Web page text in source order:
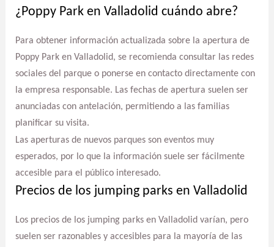
¿Poppy Park en Valladolid cuándo abre?
Para obtener información actualizada sobre la apertura de
Poppy Park en Valladolid, se recomienda consultar las redes
sociales del parque o ponerse en contacto directamente con
la empresa responsable. Las fechas de apertura suelen ser
anunciadas con antelación, permitiendo a las familias
planificar su visita.
Las aperturas de nuevos parques son eventos muy
esperados, por lo que la información suele ser fácilmente
accesible para el público interesado.
Precios de los jumping parks en Valladolid
Los precios de los jumping parks en Valladolid varían, pero
suelen ser razonables y accesibles para la mayoría de las